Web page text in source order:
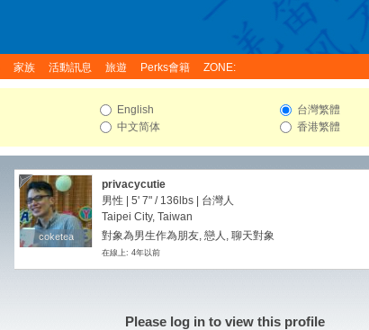
家族 活動訊息 旅遊 Perks會籍 ZONE:
English
中文简体
台灣繁體
香港繁體
coketea
coketea
privacycutie
男性 | 5' 7" / 136lbs | 台灣人
Taipei City, Taiwan
對象為男生作為朋友, 戀人, 聊天對象
在線上: 4年以前
Please log in to view this profile